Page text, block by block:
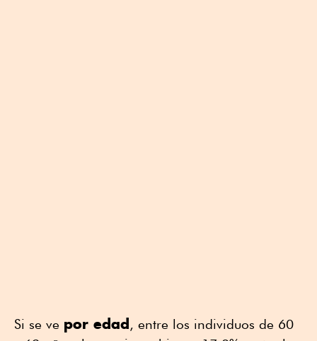
Si se ve por edad, entre los individuos de 60